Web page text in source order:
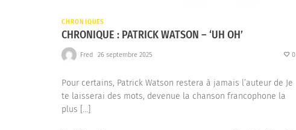
CHRONIQUES
CHRONIQUE : PATRICK WATSON – ‘UH OH’
Fred 26 septembre 2025 0
Pour certains, Patrick Watson restera à jamais l’auteur de Je
te laisserai des mots, devenue la chanson francophone la
plus […]